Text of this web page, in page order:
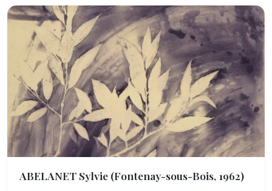
ABELANET Sylvie (Fontenay-sous-Bois, 1962)